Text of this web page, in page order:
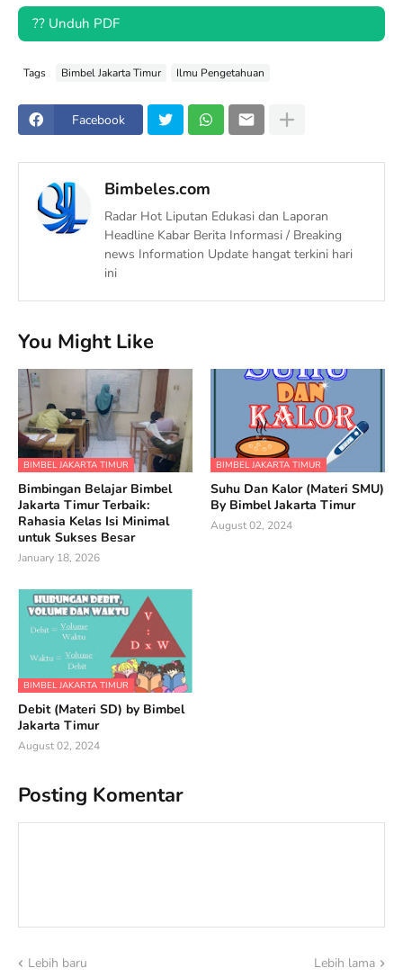
?? Unduh PDF
Tags Bimbel Jakarta Timur Ilmu Pengetahuan
Facebook
Bimbeles.com
Radar Hot Liputan Edukasi dan Laporan
Headline Kabar Berita Informasi / Breaking
news Information Update hangat terkini hari
ini
You Might Like
BIMBEL JAKARTA TIMUR
Bimbingan Belajar Bimbel
Jakarta Timur Terbaik:
Rahasia Kelas Isi Minimal
untuk Sukses Besar
January 18, 2026
BIMBEL JAKARTA TIMUR
Suhu Dan Kalor (Materi SMU)
By Bimbel Jakarta Timur
August 02, 2024
BIMBEL JAKARTA TIMUR
Debit (Materi SD) by Bimbel
Jakarta Timur
August 02, 2024
Posting Komentar
Lebih baru Lebih lama